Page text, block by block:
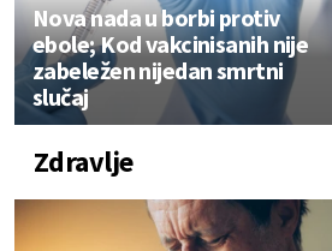
Nova nada u borbi protiv
ebole; Kod vakcinisanih nije
zabeležen nijedan smrtni
slučaj
Zdravlje